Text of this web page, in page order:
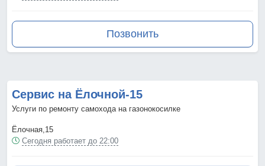
Позвонить
Сервис на Ёлочной-15
Услуги по ремонту самохода на газонокосилке
Ёлочная,15
Сегодня работает до 22:00